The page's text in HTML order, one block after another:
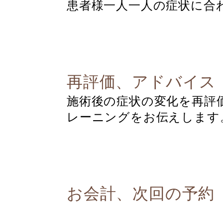
患者様一人一人の症状に
再評価、アドバイス
施術後の症状の変化を再
レーニングをお伝えします
お会計、次回の予約